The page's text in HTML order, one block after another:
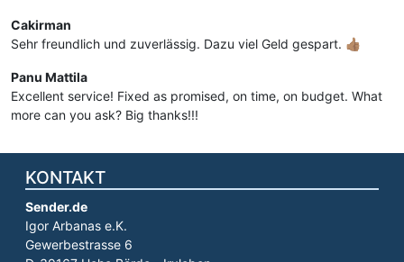
Cakirman
Sehr freundlich und zuverlässig. Dazu viel Geld gespart. 👍🏽
Panu Mattila
Excellent service! Fixed as promised, on time, on budget. What
more can you ask? Big thanks!!!
KONTAKT
Sender.de
Igor Arbanas e.K.
Gewerbestrasse 6